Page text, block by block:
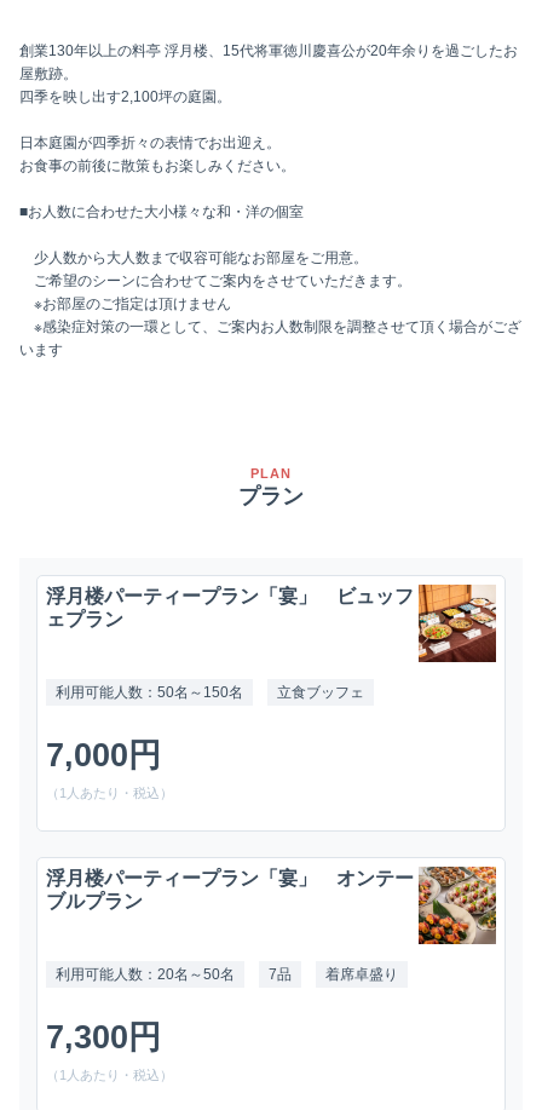
創業130年以上の料亭 浮月楼、15代将軍徳川慶喜公が20年余りを過ごしたお
屋敷跡。
四季を映し出す2,100坪の庭園。
日本庭園が四季折々の表情でお出迎え。
お食事の前後に散策もお楽しみください。
■お人数に合わせた大小様々な和・洋の個室
少人数から大人数まで収容可能なお部屋をご用意。
ご希望のシーンに合わせてご案内をさせていただきます。
※お部屋のご指定は頂けません
※感染症対策の一環として、ご案内お人数制限を調整させて頂く場合がござ
います
PLAN
プラン
浮月楼パーティープラン「宴」 ビュッフ
ェプラン
利用可能人数：50名～150名 立食ブッフェ
7,000円
（1人あたり・税込）
浮月楼パーティープラン「宴」 オンテー
ブルプラン
利用可能人数：20名～50名 7品 着席卓盛り
7,300円
（1人あたり・税込）